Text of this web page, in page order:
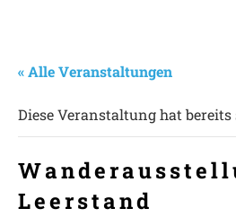
« Alle Veranstaltungen
Diese Veranstaltung hat
Leerstand